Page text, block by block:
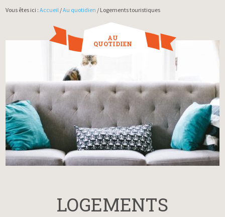
Vous êtes ici :Accueil /Au quotidien / Logements touristiques
AU
QUOTIDIEN
LOGEMENTS